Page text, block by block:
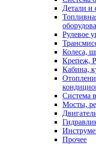
Детали и
Рулевое
Колеса,
Крепеж,
Кабина,
Система
Мосты,
Прочее